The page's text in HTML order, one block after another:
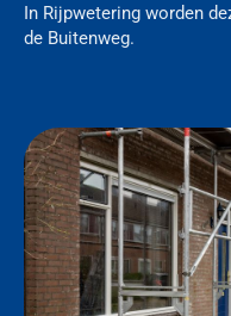
In Rijpwetering worden
de Buitenweg.